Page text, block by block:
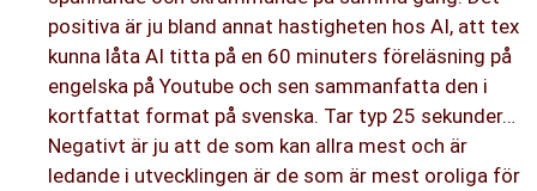
positiva är ju bland annat hastigheten hos AI, att tex
kunna låta AI titta på en 60 minuters föreläsning på
engelska på Youtube och sen sammanfatta den i
kortfattat format på svenska. Tar typ 25 sekunder…
Negativt är ju att de som kan allra mest och är
ledande i utvecklingen är de som är mest oroliga för